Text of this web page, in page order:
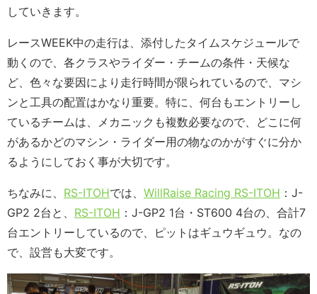
していきます。
レースWEEK中の走行は、添付したタイムスケジュールで
動くので、各クラスやライダー・チームの条件・天候な
ど、色々な要因により走行時間が限られているので、マシ
ンと工具の配置はかなり重要。特に、何台もエントリーし
ているチームは、メカニックも複数必要なので、どこに何
があるかどのマシン・ライダー用の物なのかがすぐに分か
るようにしておく事が大切です。
ちなみに、 RS-ITOHでは、 WillRaise Racing RS-ITOH ：J-
GP2 2台と、 RS-ITOH ：J-GP2 1台・ST600 4台の、合計7
台エントリーしているので、ピットはギュウギュウ。なの
で、設営も大変です。